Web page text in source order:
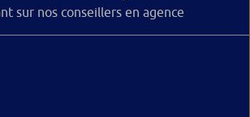
sur nos conseillers en agence